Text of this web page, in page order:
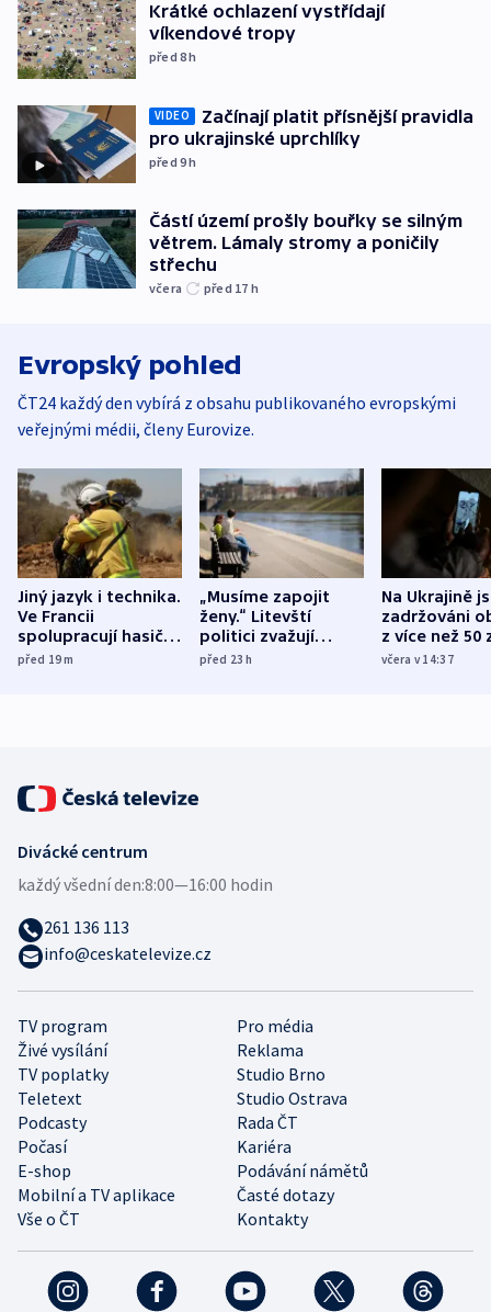
Krátké ochlazení vystřídají
víkendové tropy
před 8h
VIDEO
Začínají platit přísnější pravidla
pro ukrajinské uprchlíky
před 9h
Částí území prošly bouřky se silným
větrem. Lámaly stromy a poničily
střechu
včera před 17 h
Evropský pohled
ČT24 každý den vybírá z obsahu publikovaného evropskými
veřejnými médii, členy Eurovize.
Jiný jazyk i technika.
Ve Francii
spolupracují hasiči z
různých zemí
před 19m
„Musíme zapojit
ženy.“ Litevští
politici zvažují
dohodu o
před 23h
Na Ukrajině
zadržováni
z více než 50
Bojovali na
včera v 14:37
TV program
Pro média
Živé vysílání
Reklama
TV poplatky
Studio Brno
Teletext
Studio Ostrava
Podcasty
Rada ČT
Počasí
Kariéra
E-shop
Podávání námětů
Mobilní a TV aplikace
Časté dotazy
Vše o ČT
Kontakty
Divácké centrum
každý všední den:8:00—16:00 hodin
261 136 113
info@ceskatelevize.cz